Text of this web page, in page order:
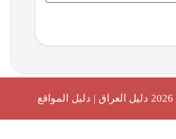
دليل العراق | دليل المواقع